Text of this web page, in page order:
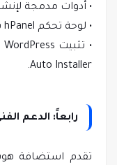
• أدوات مدمجة
• لوحة تحكم hPanel سهلة التنقل وخالية من التعقيد.
Auto Installer.
رابعاً: الدعم
تقدم استضافة